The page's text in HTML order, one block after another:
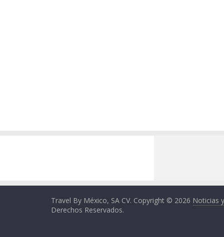
Travel By México, SA CV. Copyright © 2026 Noticias
Derechos Reservados.